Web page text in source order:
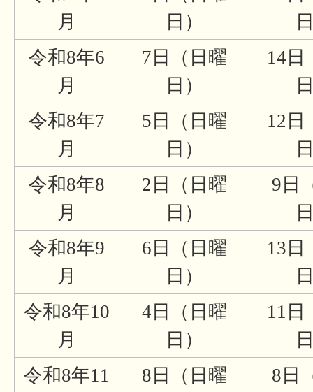
月
日）
令和8年6
月
7日（日曜
日）
14日
令和8年7
月
5日（日曜
日）
12日
令和8年8
月
2日（日曜
日）
9日
令和8年9
月
6日（日曜
日）
13日
令和8年10
月
4日（日曜
日）
11日
令和8年11
8日（日曜
8日